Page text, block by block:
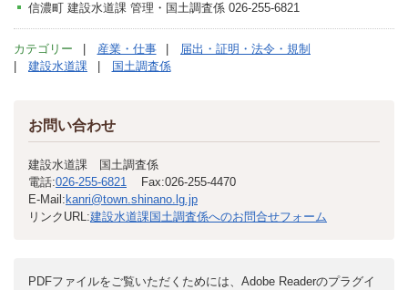
信濃町 建設水道課 管理・国土調査係 026-255-6821
カテゴリー 産業・仕事
届出・証明・法令・規制
建設水道課
国土調査係
お問い合わせ
建設水道課 国土調査係
電話:026-255-6821 Fax:026-255-4470
E-Mail: kanri@town.shinano.lg.jp
リンクURL:建設水道課国土調査係へのお問合せフォーム
PDFファイルをご覧いただくためには、Adobe Readerのプラグイ